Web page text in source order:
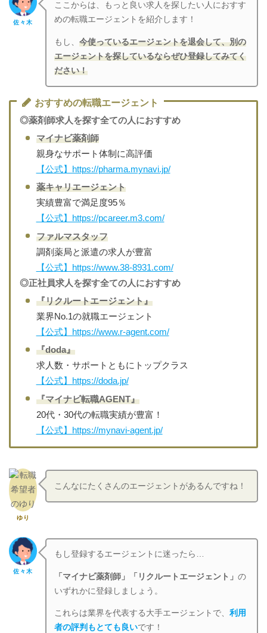
佐々木
ここからは、もっと良い求人を探したい人におすす
めの転職エージェントを紹介します！
もし、今使っているエージェントを退会して、別の
エージェントを探しているならぜひ登録してみてく
ださい！
おすすめの転職エージェント
◎薬剤師求人を探す全ての人におすすめ
マイナビ薬剤師
親身なサポート体制に高評価
【公式】https://pharma.mynavi.jp/
薬キャリエージェント
実績豊富で満足度95％
【公式】https://pcareer.m3.com/
ファルマスタッフ
調剤薬局と派遣の求人が豊富
【公式】https://www.38-8931.com/
◎正社員求人を探す全ての人におすすめ
『リクルートエージェント』
業界No.1の就職エージェント
【公式】https://www.r-agent.com/
『doda』
求人数・サポートともにトップクラス
【公式】https://doda.jp/
『マイナビ転職AGENT』
20代・30代の転職実績が豊富！
【公式】https://mynavi-agent.jp/
ゆり
こんなにたくさんのエージェントがあるんですね！
佐々木
もし登録するエージェントに迷ったら…
「マイナビ薬剤師」「リクルートエージェント」の
いずれかに登録しましょう。
これらは業界を代表する大手エージェントで、利用
者の評判もとても良いです！